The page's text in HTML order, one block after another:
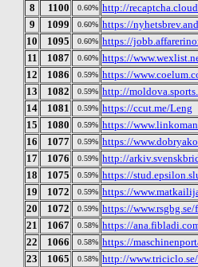
8
1100 0.60% http://
9
1099 0.60% https://
10
1095 0.60% https://
11
1087 0.60% https://
12
1086 0.59% https://
13
1082 0.59% http://
14
1081 0.59% https://ccut.me/Leng
15
1080 0.59% https://
16
1077 0.59% https://
17
1076 0.59% http://
18
1075 0.59% https://
19
1072 0.59% https://
20
1072 0.59% https://
21
1067 0.58% https://
22
1066 0.58% https://
23
1065 0.58% http://